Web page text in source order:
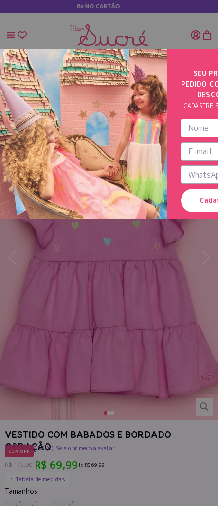
INÍCIO VESTIDO COM BABADOS E BORDADO CORAÇÃO
VESTIDO COM BABADOS E BORDADO
CORAÇÃO
(0) Seja o primeiro a avaliar
60% OFF
R$ 172,90 R$ 69,991x R$ 69,99
Tabela de medidas
Tamanhos
SEU
PEDIDO
CADASTRE